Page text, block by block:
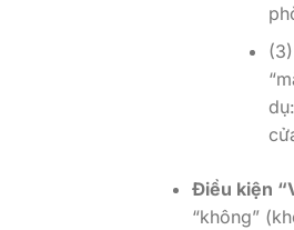
Điều kiện
“không”